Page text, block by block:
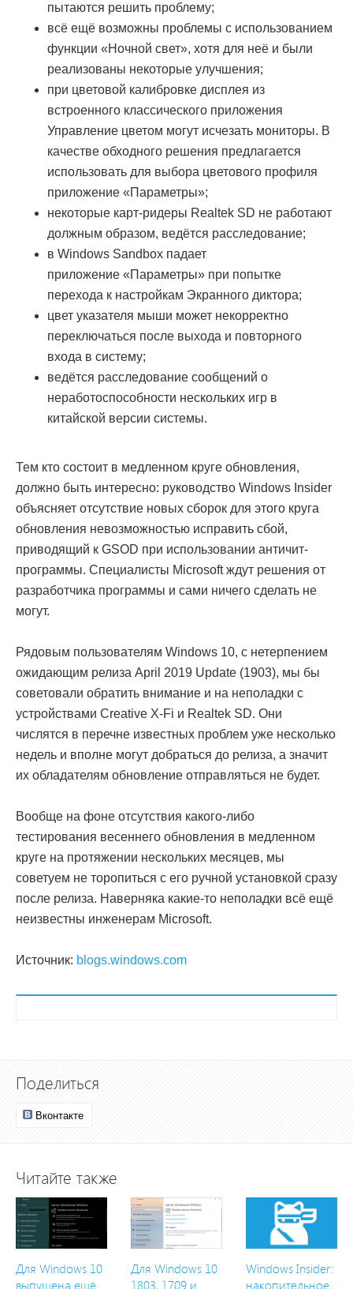
пытаются решить проблему;
всё ещё возможны проблемы с использованием
функции «Ночной свет», хотя для неё и были
реализованы некоторые улучшения;
при цветовой калибровке дисплея из
встроенного классического приложения
Управление цветом могут исчезать мониторы. В
качестве обходного решения предлагается
использовать для выбора цветового профиля
приложение «Параметры»;
некоторые карт-ридеры Realtek SD не работают
должным образом, ведётся расследование;
в Windows Sandbox падает
приложение «Параметры» при попытке
перехода к настройкам Экранного диктора;
цвет указателя мыши может некорректно
переключаться после выхода и повторного
входа в систему;
ведётся расследование сообщений о
неработоспособности нескольких игр в
китайской версии системы.
Тем кто состоит в медленном круге обновления,
должно быть интересно: руководство Windows Insider
объясняет отсутствие новых сборок для этого круга
обновления невозможностью исправить сбой,
приводящий к GSOD при использовании античит-
программы. Специалисты Microsoft ждут решения от
разработчика программы и сами ничего сделать не
могут.
Рядовым пользователям Windows 10, с нетерпением
ожидающим релиза April 2019 Update (1903), мы бы
советовали обратить внимание и на неполадки с
устройствами Creative X-Fi и Realtek SD. Они
числятся в перечне известных проблем уже несколько
недель и вполне могут добраться до релиза, а значит
их обладателям обновление отправляться не будет.
Вообще на фоне отсутствия какого-либо
тестирования весеннего обновления в медленном
круге на протяжении нескольких месяцев, мы
советуем не торопиться с его ручной установкой сразу
после релиза. Наверняка какие-то неполадки всё ещё
неизвестны инженерам Microsoft.
Источник: blogs.windows.com
Поделиться
Вконтакте
Читайте также
Для Windows 10
выпущена ещё
Для Windows 10
1803, 1709 и
Windows Insider:
накопительное